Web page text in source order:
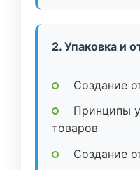
2. Упаковка и
Создание
Принципы
товаров
Создание